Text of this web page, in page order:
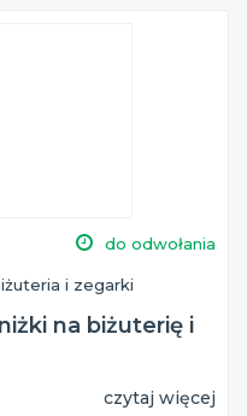
do odwołania
i zegarki
na biżuterię i
czytaj więcej